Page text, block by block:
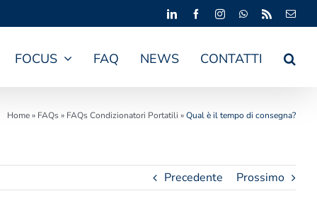
LinkedInFacebookInstagramWhatsApp
Rss
FOCUS FAQ NEWS CONTATTI
Home» FAQs» FAQs Condizionatori Portatili »Qual è il tempo di consegna?
Precedente Prossimo